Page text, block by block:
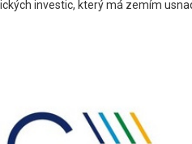
investic, který má zemím